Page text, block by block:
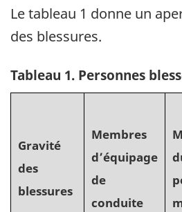
Le tableau 1 donne un
des blessures.
Tableau 1. Personnes
Gravité
des
blessures
Membres
d’équipage
de
conduite